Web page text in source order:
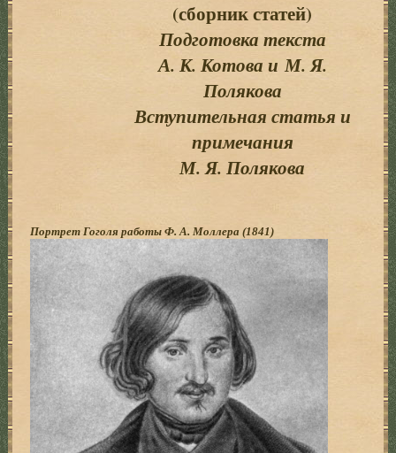
(сборник статей)
Подготовка текста
А. К. Котова и М. Я.
Полякова
Вступительная статья и
примечания
М. Я. Полякова
Портрет Гоголя работы Ф. А. Моллера (1841)